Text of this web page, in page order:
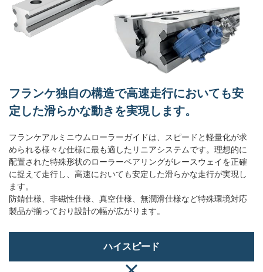
フランケ独自の構造で高速走行においても安
定した滑らかな動きを実現します。
フランケアルミニウムローラーガイドは、スピードと軽量化が求
められる様々な仕様に最も適したリニアシステムです。理想的に
配置された特殊形状のローラーベアリングがレースウェイを正確
に捉えて走行し、高速においても安定した滑らかな走行が実現し
ます。
防錆仕様、非磁性仕様、真空仕様、無潤滑仕様など特殊環境対応
製品が揃っており設計の幅が広がります。
ハイスピード